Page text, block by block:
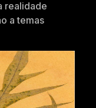
realidade
a temas